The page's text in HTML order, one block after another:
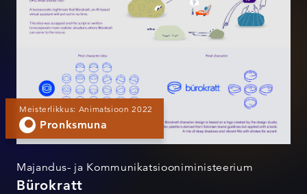
Meisterlikkus: Animatsioon 2022
Pronksmuna
Majandus- ja Kommunikatsiooniministeerium
Bürokratt